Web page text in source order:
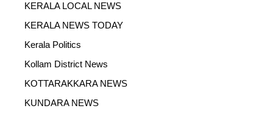
KERALA LOCAL NEWS
KERALA NEWS TODAY
Kerala Politics
Kollam District News
KOTTARAKKARA NEWS
KUNDARA NEWS